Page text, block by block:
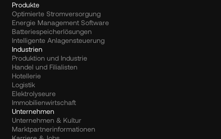
Produkte
Optimierte Stromversorgung
Energie Management Software
Batteriespeicherlösungen
Intelligente Anlagensteuerung
Industrien
Produktion und Industrie
Handel und Filialisten
Hotellerie
Logistik
Elektrolyseure
Immobilienwirtschaft
Unternehmen
Unternehmen & Kultur
Marktpartnerinformationen